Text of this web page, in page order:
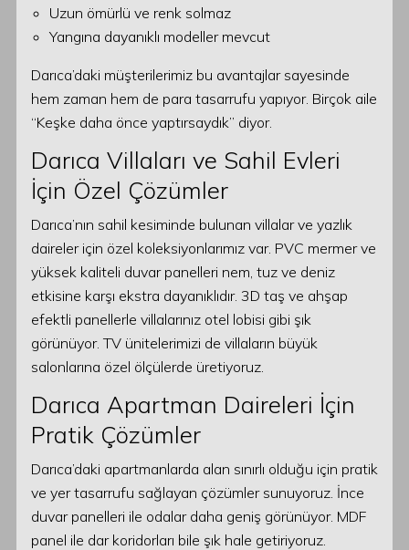
Uzun ömürlü ve renk solmaz
Yangına dayanıklı modeller mevcut
Darıca’daki müşterilerimiz bu avantajlar sayesinde
hem zaman hem de para tasarrufu yapıyor. Birçok aile
“Keşke daha önce yaptırsaydık” diyor.
Darıca Villaları ve Sahil Evleri
İçin Özel Çözümler
Darıca’nın sahil kesiminde bulunan villalar ve yazlık
daireler için özel koleksiyonlarımız var. PVC mermer ve
yüksek kaliteli duvar panelleri nem, tuz ve deniz
etkisine karşı ekstra dayanıklıdır. 3D taş ve ahşap
efektli panellerle villalarınız otel lobisi gibi şık
görünüyor. TV ünitelerimizi de villaların büyük
salonlarına özel ölçülerde üretiyoruz.
Darıca Apartman Daireleri İçin
Pratik Çözümler
Darıca’daki apartmanlarda alan sınırlı olduğu için pratik
ve yer tasarrufu sağlayan çözümler sunuyoruz. İnce
duvar panelleri ile odalar daha geniş görünüyor. MDF
panel ile dar koridorları bile şık hale getiriyoruz.